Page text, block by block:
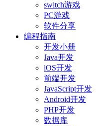
switch游戏
PC游戏
软件分享
编程指南
开发小册
Java开发
iOS开发
前端开发
JavaScript开发
Android开发
PHP开发
数据库